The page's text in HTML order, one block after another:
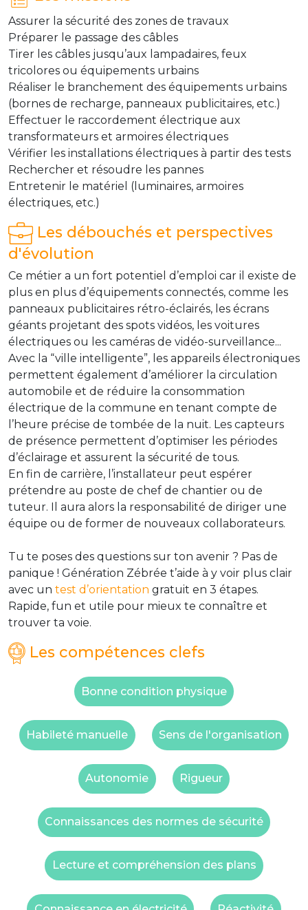
Assurer la sécurité des zones de travaux
Préparer le passage des câbles
Tirer les câbles jusqu’aux lampadaires, feux
tricolores ou équipements urbains
Réaliser le branchement des équipements urbains
(bornes de recharge, panneaux publicitaires, etc.)
Effectuer le raccordement électrique aux
transformateurs et armoires électriques
Vérifier les installations électriques à partir des tests
Rechercher et résoudre les pannes
Entretenir le matériel (luminaires, armoires
électriques, etc.)
Les débouchés et perspectives
d'évolution
Ce métier a un fort potentiel d’emploi car il existe de
plus en plus d’équipements connectés, comme les
panneaux publicitaires rétro-éclairés, les écrans
géants projetant des spots vidéos, les voitures
électriques ou les caméras de vidéo-surveillance...
Avec la “ville intelligente”, les appareils électroniques
permettent également d’améliorer la circulation
automobile et de réduire la consommation
électrique de la commune en tenant compte de
l’heure précise de tombée de la nuit. Les capteurs
de présence permettent d’optimiser les périodes
d’éclairage et assurent la sécurité de tous.
En fin de carrière, l’installateur peut espérer
prétendre au poste de chef de chantier ou de
tuteur. Il aura alors la responsabilité de diriger une
équipe ou de former de nouveaux collaborateurs.
Tu te poses des questions sur ton avenir ? Pas de
panique ! Génération Zébrée t’aide à y voir plus clair
avec un test d’orientation gratuit en 3 étapes.
Rapide, fun et utile pour mieux te connaître et
trouver ta voie.
Les compétences clefs
Bonne condition physique
Habileté manuelle Sens de l'organisation
Autonomie Rigueur
Connaissances des normes de sécurité
Lecture et compréhension des plans